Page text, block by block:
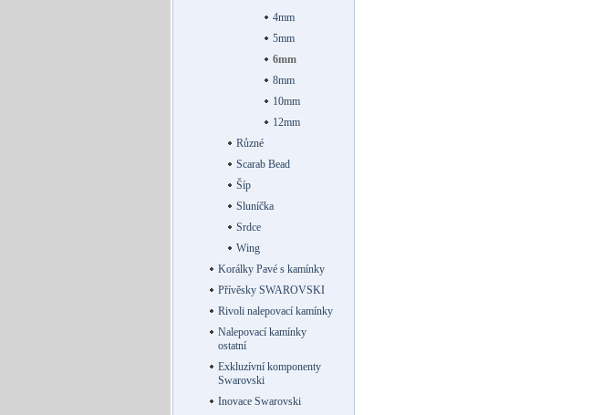
4mm
5mm
6mm
8mm
10mm
12mm
Různé
Scarab Bead
Šíp
Sluníčka
Srdce
Wing
Korálky Pavé s kamínky
Přívěsky SWAROVSKI
Rivoli nalepovací kamínky
Nalepovací kamínky
ostatní
Exkluzívní komponenty
Swarovski
Inovace Swarovski